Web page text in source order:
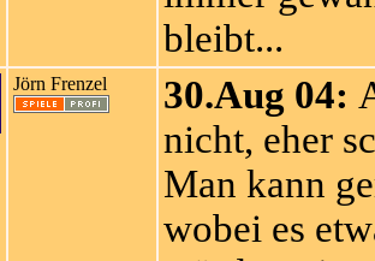
bleibt...
Jörn Frenzel 30.Aug 04:
nicht, eher
Man kann
wobei es